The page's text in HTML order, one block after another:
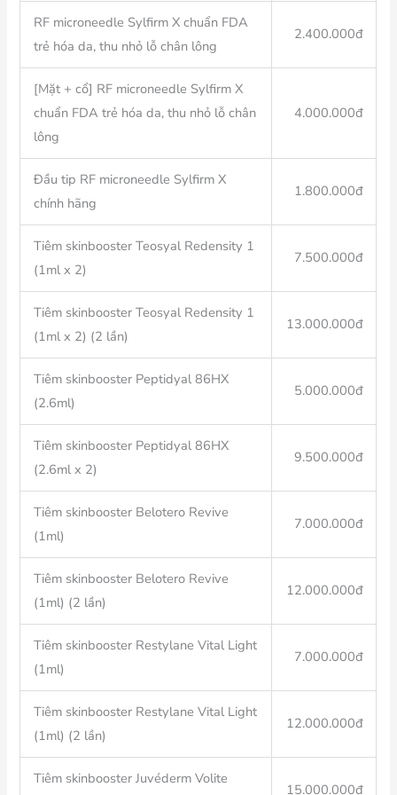
RF microneedle Sylfirm X chuẩn FDA
trẻ hóa da, thu nhỏ lỗ chân lông
2.400.000đ
[Mặt + cổ] RF microneedle Sylfirm X
chuẩn FDA trẻ hóa da, thu nhỏ lỗ chân
lông
4.000.000đ
Đầu tip RF microneedle Sylfirm X
chính hãng
1.800.000đ
Tiêm skinbooster Teosyal Redensity 1
(1ml x 2)
7.500.000đ
Tiêm skinbooster Teosyal Redensity 1
(1ml x 2) (2 lần)
13.000.000đ
Tiêm skinbooster Peptidyal 86HX
(2.6ml)
5.000.000đ
Tiêm skinbooster Peptidyal 86HX
(2.6ml x 2)
9.500.000đ
Tiêm skinbooster Belotero Revive
(1ml)
7.000.000đ
Tiêm skinbooster Belotero Revive
(1ml) (2 lần)
12.000.000đ
Tiêm skinbooster Restylane Vital Light
(1ml)
7.000.000đ
Tiêm skinbooster Restylane Vital Light
(1ml) (2 lần)
12.000.000đ
Tiêm skinbooster Juvéderm Volite
15.000.000đ